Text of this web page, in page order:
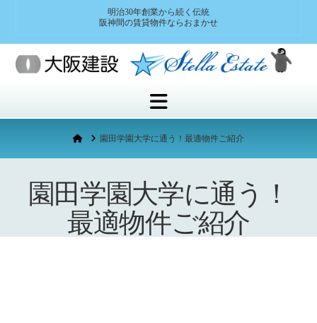
明治30年創業から続く伝統
阪神間の賃貸物件ならおまかせ
Navigation
Home園田学園大学に通う！最適物件ご紹介
園田学園大学に通う！
最適物件ご紹介